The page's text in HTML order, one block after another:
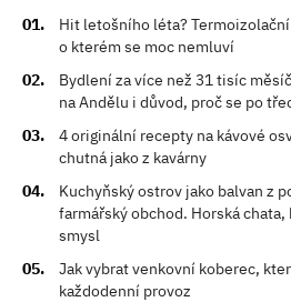
Hit letošního léta?
o kterém se moc nemluví
Bydlení za více než 31 tisíc
na Andělu i důvod, proč se po
4 originální recepty na kávové
chutná jako z kavárny
Kuchyňský ostrov jako balvan z
farmářský obchod. Horská
smysl
Jak vybrat venkovní koberec,
každodenní provoz